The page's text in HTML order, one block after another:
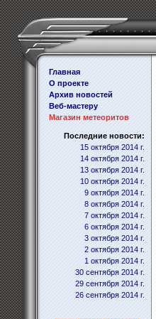
Главная
О проекте
Архив новостей
Веб-мастеру
Магазин метеоритов
Последние новости:
15 октября 2014 г.
14 октября 2014 г.
13 октября 2014 г.
10 октября 2014 г.
9 октября 2014 г.
8 октября 2014 г.
7 октября 2014 г.
6 октября 2014 г.
3 октября 2014 г.
2 октября 2014 г.
1 октября 2014 г.
30 сентября 2014 г.
29 сентября 2014 г.
26 сентября 2014 г.